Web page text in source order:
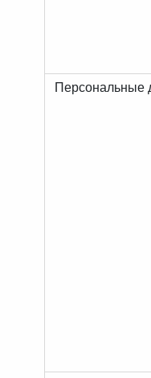
Персональные